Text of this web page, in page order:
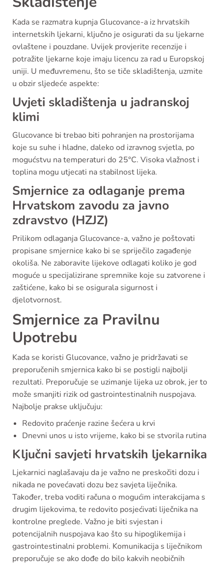
Kada se razmatra kupnja Glucovance-a iz hrvatskih
internetskih ljekarni, ključno je osigurati da su ljekarne
ovlaštene i pouzdane. Uvijek provjerite recenzije i
potražite ljekarne koje imaju licencu za rad u Europskoj
uniji. U međuvremenu, što se tiče skladištenja, uzmite
u obzir sljedeće aspekte:
Uvjeti skladištenja u jadranskoj
klimi
Glucovance bi trebao biti pohranjen na prostorijama
koje su suhe i hladne, daleko od izravnog svjetla, po
mogućstvu na temperaturi do 25°C. Visoka vlažnost i
toplina mogu utjecati na stabilnost lijeka.
Smjernice za odlaganje prema
Hrvatskom zavodu za javno
zdravstvo (HZJZ)
Prilikom odlaganja Glucovance-a, važno je poštovati
propisane smjernice kako bi se spriječilo zagađenje
okoliša. Ne zaboravite lijekove odlagati koliko je god
moguće u specijalizirane spremnike koje su zatvorene i
zaštićene, kako bi se osigurala sigurnost i
djelotvornost.
Smjernice za Pravilnu
Upotrebu
Kada se koristi Glucovance, važno je pridržavati se
preporučenih smjernica kako bi se postigli najbolji
rezultati. Preporučuje se uzimanje lijeka uz obrok, jer to
može smanjiti rizik od gastrointestinalnih nuspojava.
Najbolje prakse uključuju:
Redovito praćenje razine šećera u krvi
Dnevni unos u isto vrijeme, kako bi se stvorila rutina
Ključni savjeti hrvatskih ljekarnika
Ljekarnici naglašavaju da je važno ne preskočiti dozu i
nikada ne povećavati dozu bez savjeta liječnika.
Također, treba voditi računa o mogućim interakcijama s
drugim lijekovima, te redovito posjećivati liječnika na
kontrolne preglede. Važno je biti svjestan i
potencijalnih nuspojava kao što su hipoglikemija i
gastrointestinalni problemi. Komunikacija s liječnikom
preporučuje se ako dođe do bilo kakvih neobičnih